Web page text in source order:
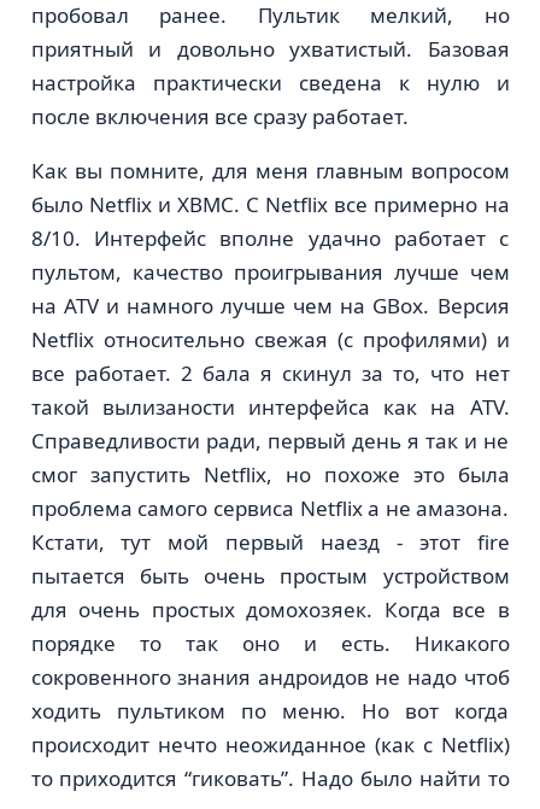
пробовал ранее. Пультик мелкий, но
приятный и довольно ухватистый. Базовая
настройка практически сведена к нулю и
после включения все сразу работает.
Как вы помните, для меня главным вопросом
было Netflix и XBMC. С Netflix все примерно на
8/10. Интерфейс вполне удачно работает с
пультом, качество проигрывания лучше чем
на ATV и намного лучше чем на GBox. Версия
Netflix относительно свежая (с профилями) и
все работает. 2 бала я скинул за то, что нет
такой вылизаности интерфейса как на ATV.
Справедливости ради, первый день я так и не
смог запустить Netflix, но похоже это была
проблема самого сервиса Netflix а не амазона.
Кстати, тут мой первый наезд - этот fire
пытается быть очень простым устройством
для очень простых домохозяек. Когда все в
порядке то так оно и есть. Никакого
сокровенного знания андроидов не надо чтоб
ходить пультиком по меню. Но вот когда
происходит нечто неожиданное (как с Netflix)
то приходится “гиковать”. Надо было найти то